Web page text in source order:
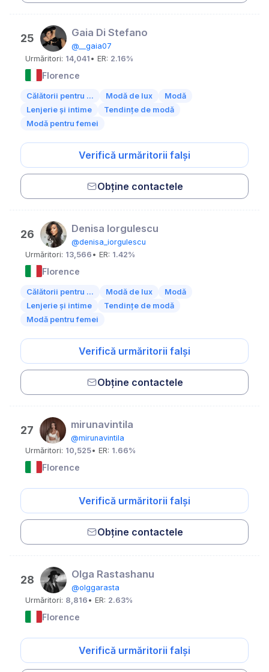
25 Gaia Di Stefano
@__gaia07
Urmăritori: 14,041 • ER: 2.16%
Florence
Călătorii pentru ... Modă de lux
Modă
Lenjerie și intime
Tendințe de modă
Modă pentru femei
Verifică urmăritorii falși
Obține contactele
26 Denisa Iorgulescu
@denisa_iorgulescu
Urmăritori: 13,566 • ER: 1.42%
Florence
Călătorii pentru ... Modă de lux
Modă
Lenjerie și intime
Tendințe de modă
Modă pentru femei
Verifică urmăritorii falși
Obține contactele
27 mirunavintila
@mirunavintila
Urmăritori: 10,525• ER: 1.66%
Florence
Verifică urmăritorii falși
Obține contactele
28 Olga Rastashanu
@olggarasta
Urmăritori: 8,816 • ER: 2.63%
Florence
Verifică urmăritorii falși